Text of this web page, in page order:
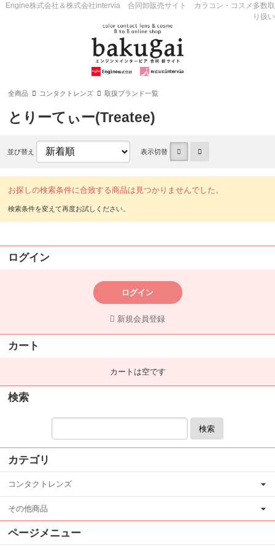
Engine株式会社＆株式会社intervia 合同卸販売サイト カラコン・コスメ多数取
り扱い
全商品 コンタクトレンズ 取扱ブランド一覧
とりーてぃー(Treatee)
並び替え 表示切替
お探しの検索条件に合致する商品は見つかりませんでした。
ログイン
ログイン
新規会員登録
カート
カートは空です
検索
検索
カテゴリ
コンタクトレンズ
その他商品
ページメニュー